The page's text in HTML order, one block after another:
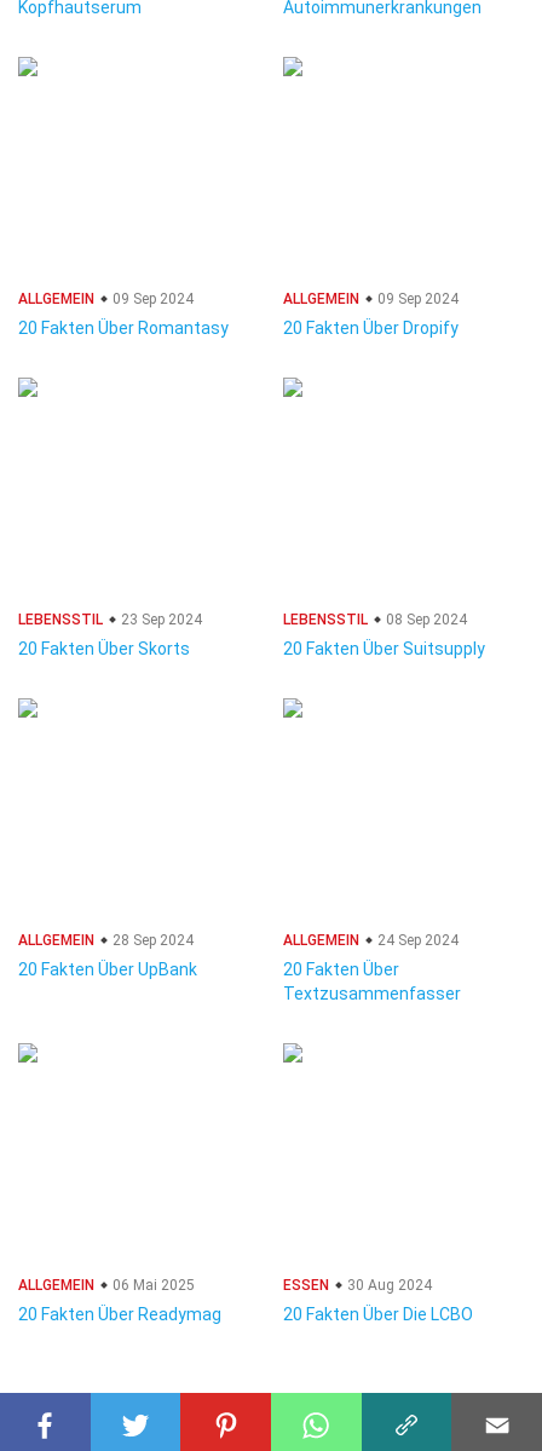
Kopfhautserum
Autoimmunerkrankungen
ALLGEMEIN 09 Sep 2024
20 Fakten Über Romantasy
ALLGEMEIN 09 Sep 2024
20 Fakten Über Dropify
LEBENSSTIL 23 Sep 2024
20 Fakten Über Skorts
LEBENSSTIL 08 Sep 2024
20 Fakten Über Suitsupply
ALLGEMEIN 28 Sep 2024
20 Fakten Über UpBank
ALLGEMEIN 24 Sep 2024
20 Fakten Über
Textzusammenfasser
ALLGEMEIN 06 Mai 2025
20 Fakten Über Readymag
ESSEN 30 Aug 2024
20 Fakten Über Die LCBO